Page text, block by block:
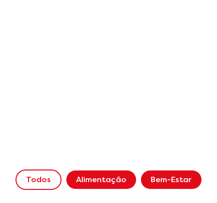
Todos Alimentação Bem-Estar